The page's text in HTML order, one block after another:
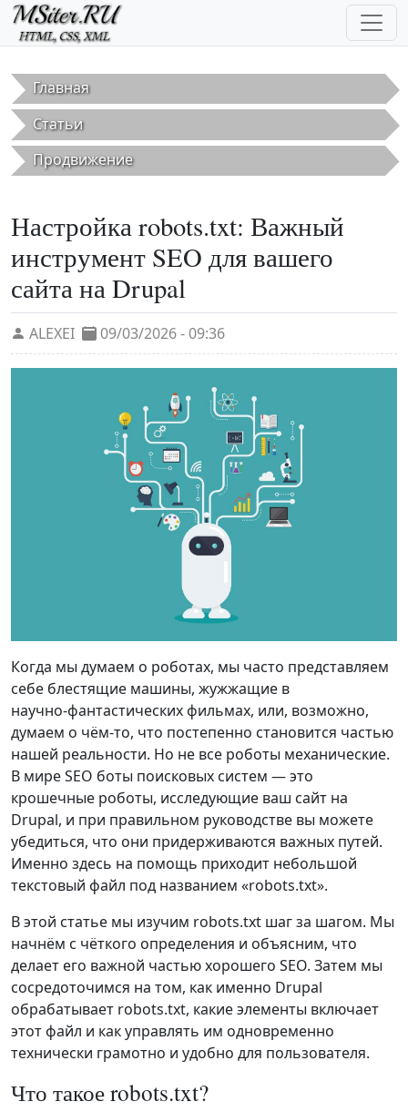
Перейти к основному содержанию
Главная
Статьи
Продвижение
Настройка robots.txt: Важный
инструмент SEO для вашего
сайта на Drupal
ALEXEI 09/03/2026 - 09:36
Когда мы думаем о роботах, мы часто представляем
себе блестящие машины, жужжащие в
научно‑фантастических фильмах, или, возможно,
думаем о чём‑то, что постепенно становится частью
нашей реальности. Но не все роботы механические.
В мире SEO боты поисковых систем — это
крошечные роботы, исследующие ваш сайт на
Drupal, и при правильном руководстве вы можете
убедиться, что они придерживаются важных путей.
Именно здесь на помощь приходит небольшой
текстовый файл под названием «robots.txt».
В этой статье мы изучим robots.txt шаг за шагом. Мы
начнём с чёткого определения и объясним, что
делает его важной частью хорошего SEO. Затем мы
сосредоточимся на том, как именно Drupal
обрабатывает robots.txt, какие элементы включает
этот файл и как управлять им одновременно
технически грамотно и удобно для пользователя.
Что такое robots.txt?